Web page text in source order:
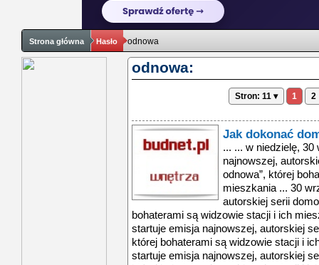
Strona główna Hasło odnowa
odnowa:
Stron: 11 ▾ 1 2
Jak dokonać
... ... w niedzielę,
najnowszej,
odnowa”, której
mieszkania ... 30
autorskiej serii
bohaterami są widzowie stacji i ich
startuje emisja najnowszej, autorskiej
której bohaterami są widzowie stacji i
startuje emisja najnowszej, autorskiej